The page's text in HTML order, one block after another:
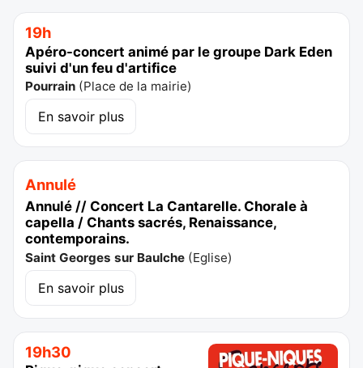
19h
Apéro-concert animé par le groupe Dark Eden
suivi d'un feu d'artifice
Pourrain (Place de la mairie)
En savoir plus
Annulé
Annulé // Concert La Cantarelle. Chorale à
capella / Chants sacrés, Renaissance,
contemporains.
Saint Georges sur Baulche (Eglise)
En savoir plus
19h30